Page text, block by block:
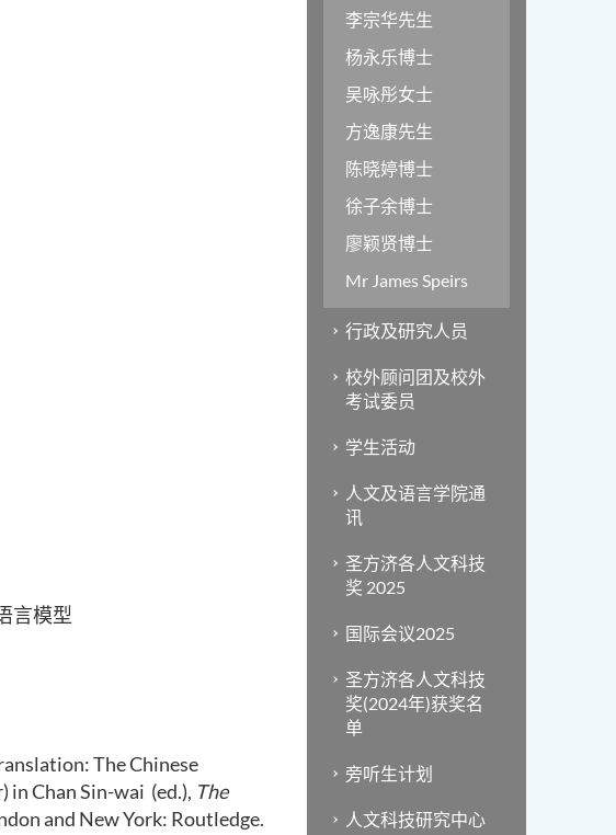
言模型
The Chinese
in Chan Sin-wai (ed.), The
and New York: Routledge.
李宗华先生
杨永乐博士
吴咏彤女士
方逸康先生
陈晓婷博士
徐子余博士
廖颖贤博士
Mr James Speirs
行政及研究人员
校外顾问团及校外
考试委员
学生活动
人文及语言学院通
讯
圣方济各人文科技
奖 2025
国际会议2025
圣方济各人文科技
奖(2024年)获奖名
单
旁听生计划
人文科技研究中心